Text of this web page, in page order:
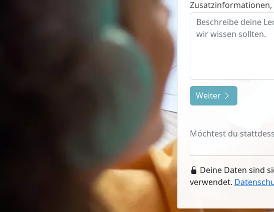
Weiter
Möchtest du
Deine Daten sind
verwendet.